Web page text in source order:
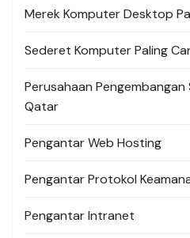
Merek Komputer Desktop
Sederet Komputer Paling
Perusahaan
Qatar
Pengantar Web Hosting
Pengantar Protokol
Pengantar Intranet